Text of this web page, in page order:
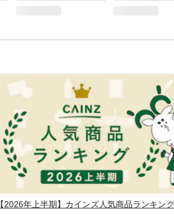
【2026年上半期】カインズ人気商品ランキング